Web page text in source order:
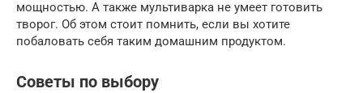
мощностью. А также мультиварка не умеет готовить
творог. Об этом стоит помнить, если вы хотите
побаловать себя таким домашним продуктом.
Советы по выбору